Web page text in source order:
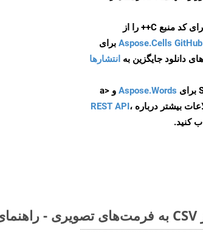
Aspose.Cells GitHub برای
انتشارها
Aspose.Words
و <a
REST API،